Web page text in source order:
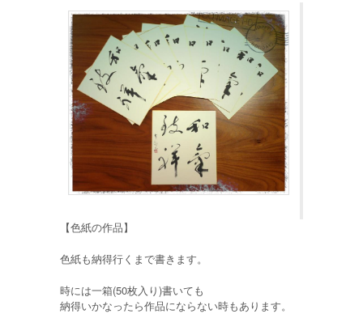
【色紙の作品】
色紙も納得行くまで書きます。
時には一箱(50枚入り)書いても
納得いかなったら作品にならない時もあります。